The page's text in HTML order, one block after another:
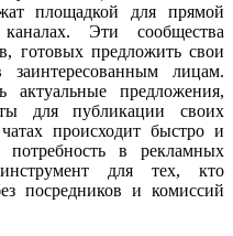
площадкой для прямой
Эти сообщества
готовых предложить свои
лицам.
актуальные предложения,
для публикации своих
происходит быстро и
потребность в рекламных
для тех, кто
посредников и комиссий